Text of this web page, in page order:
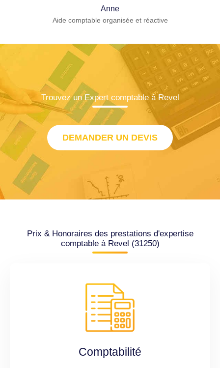
Anne
Aide comptable organisée et réactive
Trouvez un Expert comptable à Revel
DEMANDER UN DEVIS
Prix & Honoraires des prestations d'expertise
comptable à Revel (31250)
Comptabilité